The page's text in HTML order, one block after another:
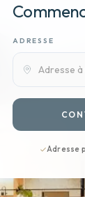
ADRESSE
Adresse